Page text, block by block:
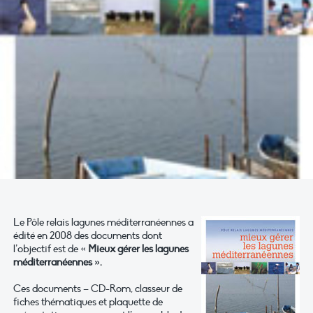
Le Pôle relais lagunes méditerranéennes a
édité en 2008 des documents dont
l’objectif est de « Mieux gérer les lagunes
méditerranéennes ».
Ces documents – CD-Rom, classeur de
fiches thématiques et plaquette de